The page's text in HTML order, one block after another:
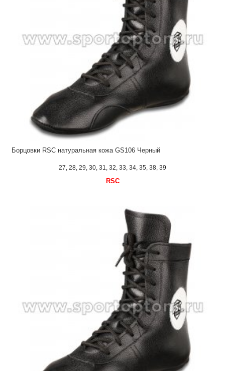
Борцовки RSC натуральная кожа GS106 Черный
27, 28, 29, 30, 31, 32, 33, 34, 35, 38, 39
RSC